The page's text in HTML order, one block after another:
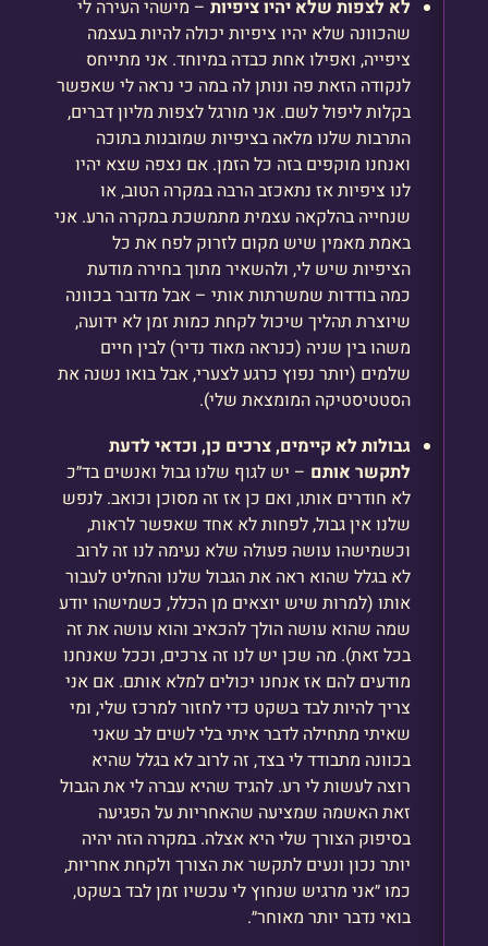
לא לצפות שלא יהיו ציפיות – מישהי העירה לי
שהכוונה שלא יהיו ציפיות יכולה להיות בעצמה
ציפייה, ואפילו אחת כבדה במיוחד. אני מתייחס
לנקודה הזאת פה ונותן לה במה כי נראה לי שאפשר
בקלות ליפול לשם. אני מורגל לצפות מליון דברים,
התרבות שלנו מלאה בציפיות שמובנות בתוכה
ואנחנו מוקפים בזה כל הזמן. אם נצפה שצא יהיו
לנו ציפיות אז נתאכזב הרבה במקרה הטוב, או
שנחייה בהלקאה עצמית מתמשכת במקרה הרע. אני
באמת מאמין שיש מקום לזרוק לפח את כל
הציפיות שיש לי, ולהשאיר מתוך בחירה מודעת
כמה בודדות שמשרתות אותי – אבל מדובר בכוונה
שיוצרת תהליך שיכול לקחת כמות זמן לא ידועה,
משהו בין שניה (כנראה מאוד נדיר) לבין חיים
שלמים (יותר נפוץ כרגע לצערי, אבל בואו נשנה את
הסטטיסטיקה המומצאת שלי).
גבולות לא קיימים, צרכים כן, וכדאי לדעת
לתקשר אותם – יש לגוף שלנו גבול ואנשים בד״כ
לא חודרים אותו, ואם כן אז זה מסוכן וכואב. לנפש
שלנו אין גבול, לפחות לא אחד שאפשר לראות,
וכשמישהו עושה פעולה שלא נעימה לנו זה לרוב
לא בגלל שהוא ראה את הגבול שלנו והחליט לעבור
אותו (למרות שיש יוצאים מן הכלל, כשמישהו יודע
שמה שהוא עושה הולך להכאיב והוא עושה את זה
בכל זאת). מה שכן יש לנו זה צרכים, וככל שאנחנו
מודעים להם אז אנחנו יכולים למלא אותם. אם אני
צריך להיות לבד בשקט כדי לחזור למרכז שלי, ומי
שאיתי מתחילה לדבר איתי בלי לשים לב שאני
בכוונה מתבודד לי בצד, זה לרוב לא בגלל שהיא
רוצה לעשות לי רע. להגיד שהיא עברה לי את הגבול
זאת האשמה שמציעה שהאחריות על הפגיעה
בסיפוק הצורך שלי היא אצלה. במקרה הזה יהיה
יותר נכון ונעים לתקשר את הצורך ולקחת אחריות,
כמו ״אני מרגיש שנחוץ לי עכשיו זמן לבד בשקט,
בואי נדבר יותר מאוחר״.